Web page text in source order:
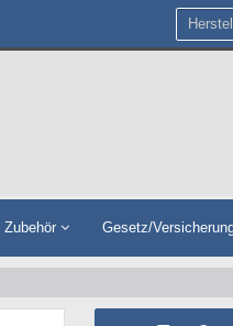
Zubehör Gesetz/